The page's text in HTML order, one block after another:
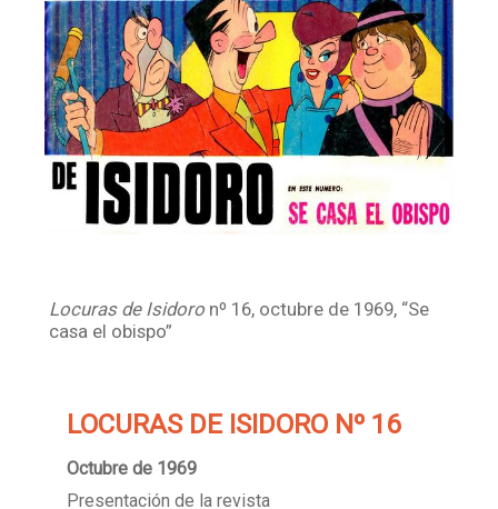
Locuras de Isidoro nº 16, octubre de 1969, “Se
casa el obispo”
LOCURAS DE ISIDORO Nº 16
Octubre de 1969
Presentación de la revista